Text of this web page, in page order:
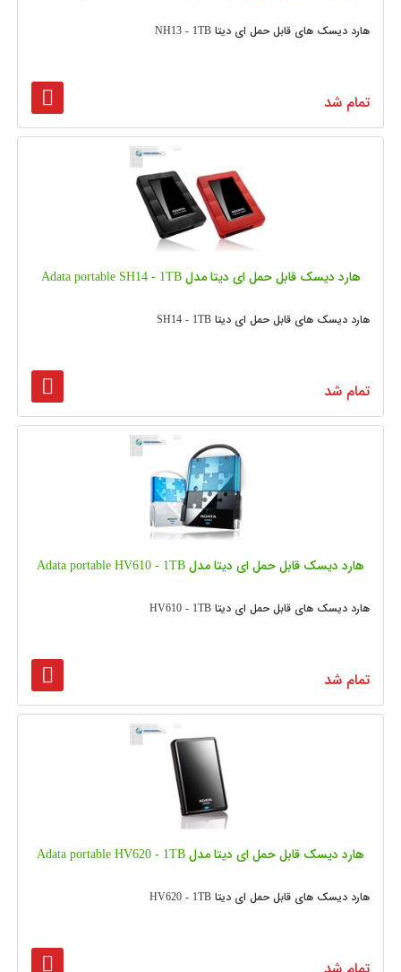
هارد دیسک های قابل حمل ای دیتا NH13 - 1TB
تمام شد
هارد دیسک قابل حمل ای دیتا مدل Adata portable SH14 - 1TB
هارد دیسک های قابل حمل ای دیتا SH14 - 1TB
تمام شد
هارد دیسک قابل حمل ای دیتا مدل Adata portable HV610 - 1TB
هارد دیسک های قابل حمل ای دیتا HV610 - 1TB
تمام شد
هارد دیسک قابل حمل ای دیتا مدل Adata portable HV620 - 1TB
هارد دیسک های قابل حمل ای دیتا HV620 - 1TB